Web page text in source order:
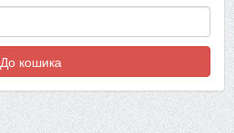
До кошика